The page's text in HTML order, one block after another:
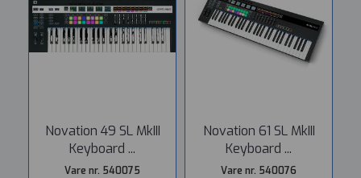
Novation 49 SL MkIII
Keyboard ...
Vare nr. 540075
Novation 61 SL MkIII
Keyboard ...
Vare nr. 540076